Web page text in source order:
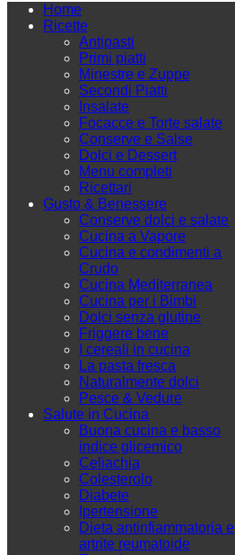
Home
Ricette
Antipasti
Primi piatti
Minestre e Zuppe
Secondi Piatti
Insalate
Focacce e Torte salate
Conserve e Salse
Dolci e Dessert
Menu completi
Ricettari
Gusto & Benessere
Conserve dolci e salate
Cucina a Vapore
Cucina e condimenti a
Crudo
Cucina Mediterranea
Cucina per i Bimbi
Dolci senza glutine
Friggere bene
I cereali in cucina
La pasta fresca
Naturalmente dolci
Pesce & Vedure
Salute in Cucina
Buona cucina e basso
indice glicemico
Celiachia
Colesterolo
Diabete
Ipertensione
Dieta antinfiammatoria e
artrite reumatoide